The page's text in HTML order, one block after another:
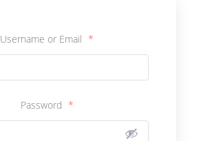
Username or Email *
Password *